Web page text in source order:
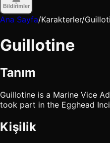
Bildirimler
Ana Sayfa/Karakterler/
Guillotine
Tanım
Guillotine is a Marine Vice
took part in the Egghead
Kişilik